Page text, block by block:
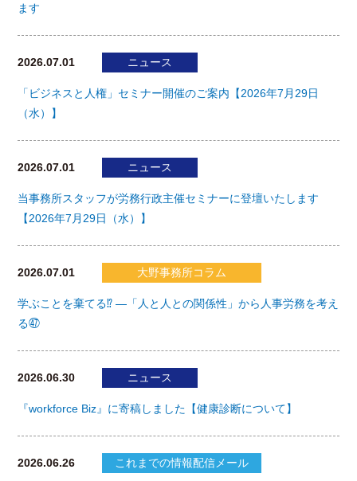
ます
2026.07.01 ニュース
「ビジネスと人権」セミナー開催のご案内【2026年7月29日
（水）】
2026.07.01 ニュース
当事務所スタッフが労務行政主催セミナーに登壇いたします
【2026年7月29日（水）】
2026.07.01 大野事務所コラム
学ぶことを棄てる⁉ ―「人と人との関係性」から人事労務を考え
る㊼
2026.06.30 ニュース
『workforce Biz』に寄稿しました【健康診断について】
2026.06.26 これまでの情報配信メール